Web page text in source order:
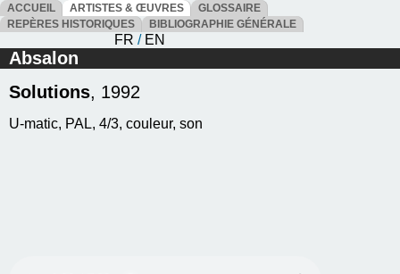
ACCUEIL ARTISTES & ŒUVRES
GLOSSAIRE
REPÈRES HISTORIQUES
BIBLIOGRAPHIE GÉNÉRALE
FR / EN
Absalon